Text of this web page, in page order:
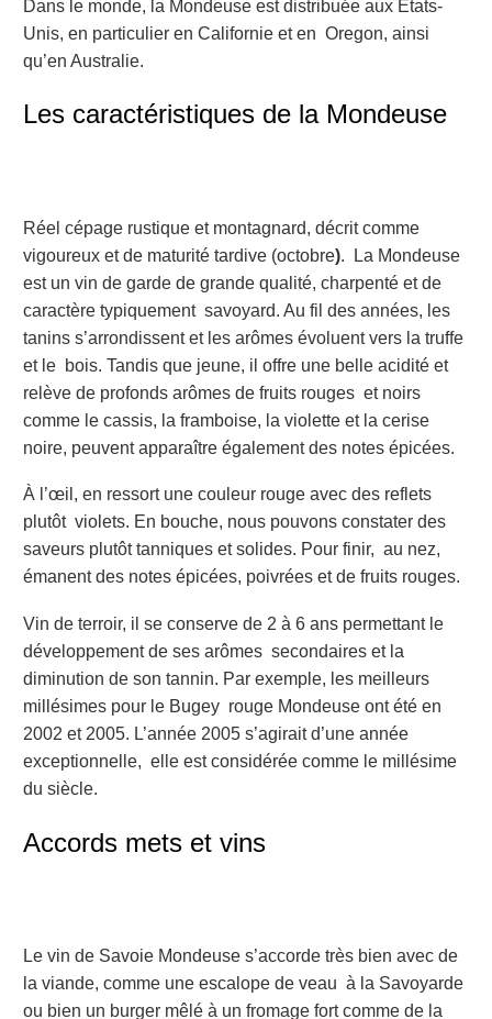
Dans le monde, la Mondeuse est distribuée aux Etats-
Unis, en particulier en Californie et en Oregon, ainsi
qu’en Australie.
Les caractéristiques de la Mondeuse
Réel cépage rustique et montagnard, décrit comme
vigoureux et de maturité tardive (octobre).
La Mondeuse
est un vin de garde de grande qualité, charpenté et de
caractère typiquement savoyard. Au fil des années, les
tanins s’arrondissent et les arômes évoluent vers la truffe
et le bois. Tandis que jeune, il offre une belle acidité et
relève de profonds arômes de fruits rouges et noirs
comme le cassis, la framboise, la violette et la cerise
noire, peuvent apparaître également des notes épicées.
À l’œil, en ressort une couleur rouge avec des reflets
plutôt violets. En bouche, nous pouvons constater des
saveurs plutôt tanniques et solides. Pour finir, au nez,
émanent des notes épicées, poivrées et de fruits rouges.
Vin de terroir, il se conserve de 2 à 6 ans permettant le
développement de ses arômes secondaires et la
diminution de son tannin. Par exemple, les meilleurs
millésimes pour le Bugey rouge Mondeuse ont été en
2002 et 2005. L’année 2005 s’agirait d’une année
exceptionnelle, elle est considérée comme le millésime
du siècle.
Accords mets et vins
Le vin de Savoie Mondeuse s’accorde très bien avec de
la viande, comme une escalope de veau à la Savoyarde
ou bien un burger mêlé à un fromage fort comme de la